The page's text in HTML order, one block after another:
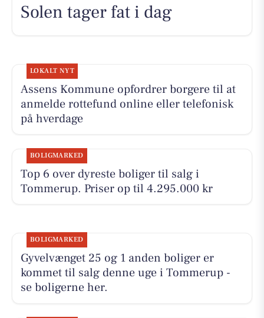
Solen tager fat i dag
LOKALT NYT
Assens Kommune opfordrer borgere til at
anmelde rottefund online eller telefonisk
på hverdage
BOLIGMARKED
Top 6 over dyreste boliger til salg i
Tommerup. Priser op til 4.295.000 kr
BOLIGMARKED
Gyvelvænget 25 og 1 anden boliger er
kommet til salg denne uge i Tommerup -
se boligerne her.